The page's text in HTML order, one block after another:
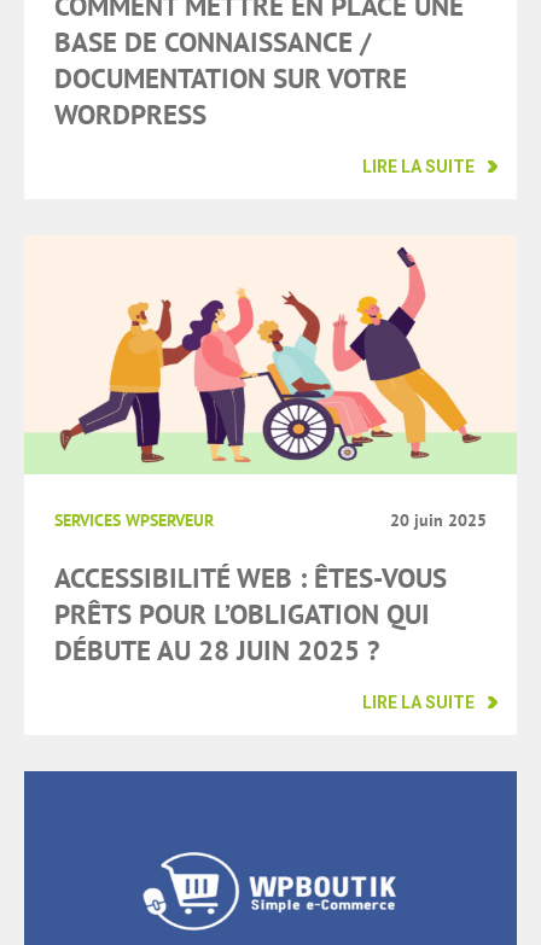
BASE DE CONNAISSANCE /
DOCUMENTATION SUR VOTRE
WORDPRESS
LIRE LA SUITE
SERVICES WPSERVEUR 20 juin 2025
ACCESSIBILITÉ WEB : ÊTES-VOUS
PRÊTS POUR L’OBLIGATION QUI
DÉBUTE AU 28 JUIN 2025 ?
LIRE LA SUITE